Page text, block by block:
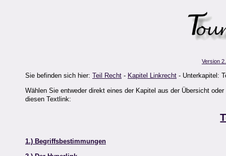
Version
Sie befinden sich hier: Teil Recht - Kapitel Linkrecht - Unterkapitel:
Wählen Sie entweder direkt eines der Kapitel aus der Übersicht
diesen Textlink:
1.) Begriffsbestimmungen